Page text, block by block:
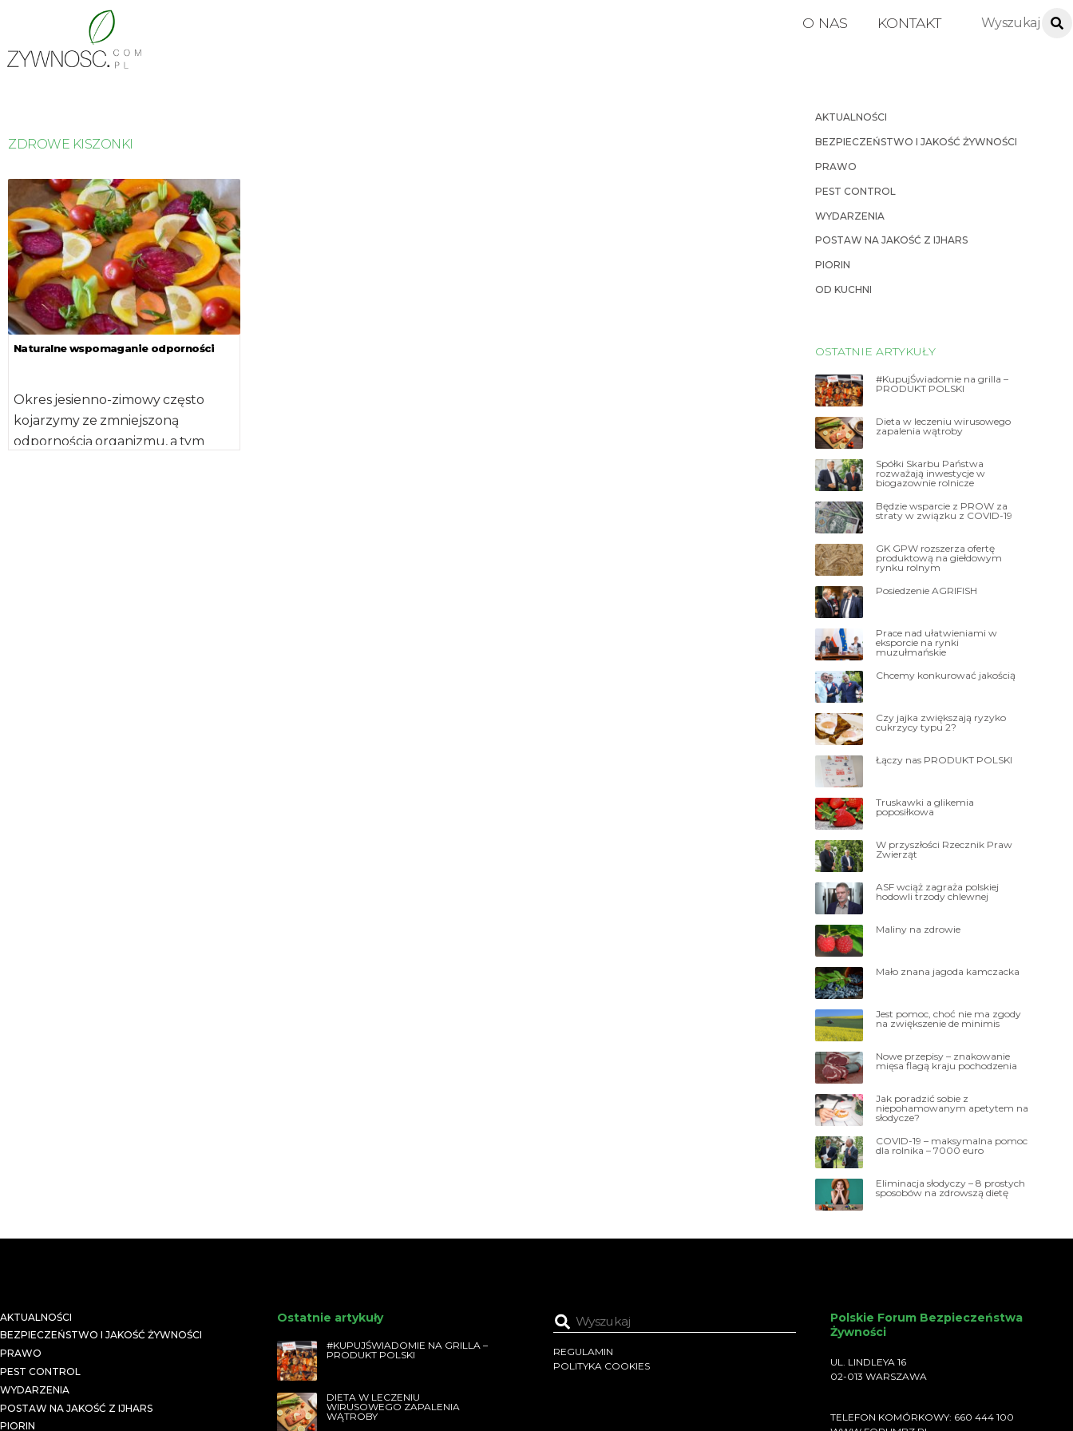
O NAS KONTAKT
ZDROWE KISZONKI
Naturalne wspomaganie odporności
Okres jesienno-zimowy często
kojarzymy ze zmniejszoną
odpornością organizmu, a tym
AKTUALNOŚCI
BEZPIECZEŃSTWO I JAKOŚĆ ŻYWNOŚCI
PRAWO
PEST CONTROL
WYDARZENIA
POSTAW NA JAKOŚĆ Z IJHARS
PIORIN
OD KUCHNI
OSTATNIE ARTYKUŁY
#KupujŚwiadomie na grilla –
PRODUKT POLSKI
Dieta w leczeniu wirusowego
zapalenia wątroby
Spółki Skarbu Państwa
rozważają inwestycje w
biogazownie rolnicze
Będzie wsparcie z PROW za
straty w związku z COVID-19
GK GPW rozszerza ofertę
produktową na giełdowym
rynku rolnym
Posiedzenie AGRIFISH
Prace nad ułatwieniami w
eksporcie na rynki
muzułmańskie
Chcemy konkurować jakością
Czy jajka zwiększają ryzyko
cukrzycy typu 2?
Łączy nas PRODUKT POLSKI
Truskawki a glikemia
poposiłkowa
W przyszłości Rzecznik Praw
Zwierząt
ASF wciąż zagraża polskiej
hodowli trzody chlewnej
Maliny na zdrowie
Mało znana jagoda kamczacka
Jest pomoc, choć nie ma zgody
na zwiększenie de minimis
Nowe przepisy – znakowanie
mięsa flagą kraju pochodzenia
Jak poradzić sobie z
niepohamowanym apetytem na
słodycze?
COVID-19 – maksymalna pomoc
dla rolnika – 7000 euro
Eliminacja słodyczy – 8 prostych
sposobów na zdrowszą dietę
AKTUALNOŚCI
BEZPIECZEŃSTWO I JAKOŚĆ ŻYWNOŚCI
PRAWO
PEST CONTROL
WYDARZENIA
POSTAW NA JAKOŚĆ Z IJHARS
PIORIN
Ostatnie artykuły
#KUPUJŚWIADOMIE NA GRILLA –
PRODUKT POLSKI
DIETA W LECZENIU
WIRUSOWEGO ZAPALENIA
WĄTROBY
REGULAMIN
POLITYKA COOKIES
Polskie Forum Bezpieczeństwa
Żywności
UL. LINDLEYA 16
02-013 WARSZAWA
TELEFON KOMÓRKOWY: 660 444 100